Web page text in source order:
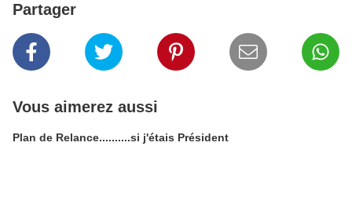
Partager
Vous aimerez aussi
Plan de Relance..........si j'étais Président